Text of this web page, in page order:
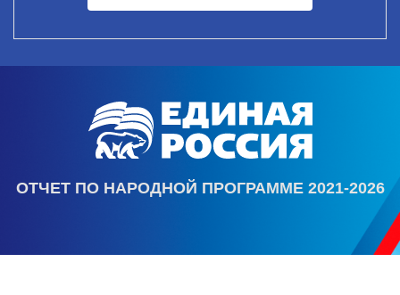
ОТЧЕТ ПО НАРОДНОЙ ПРОГРАММЕ 2021-2026